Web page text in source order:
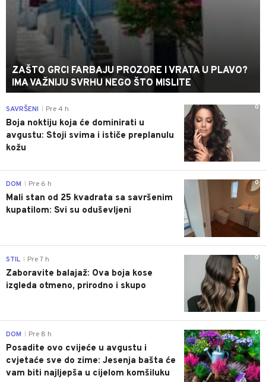
ZAŠTO GRCI FARBAJU PROZORE I VRATA U PLAVO?
IMA VAŽNIJU SVRHU NEGO ŠTO MISLITE
0
SAVRŠENI Pre 4 h
Boja noktiju koja će dominirati u
avgustu: Stoji svima i ističe preplanulu
kožu
0
DOM Pre 6 h
Mali stan od 25 kvadrata sa savršenim
kupatilom: Svi su oduševljeni
0
STIL Pre 7 h
Zaboravite balajaž: Ova boja kose
izgleda otmeno, prirodno i skupo
0
DOM Pre 8 h
Posadite ovo cvijeće u avgustu i
cvjetaće sve do zime: Jesenja bašta će
vam biti najljepša u cijelom komšiluku